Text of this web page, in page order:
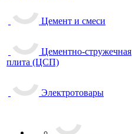
Цемент и смеси
Цементно-стружечная
плита (ЦСП)
Электротовары